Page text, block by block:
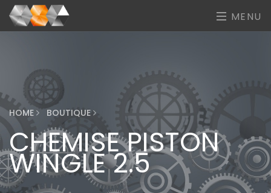
MENU
HOME BOUTIQUE
CHEMISE PISTON
WINGLE 2.5